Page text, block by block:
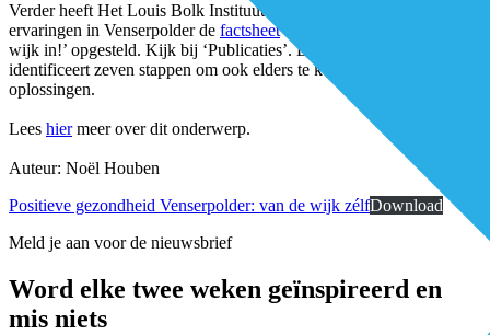
Verder heeft Het Louis Bolk Instituut op basis van (vooral) de
ervaringen in Venserpolder de factsheet‘Positieve Gezondheid de
wijk in!’ opgesteld. Kijk bij ‘Publicaties’. Deze handreiking
identificeert zeven stappen om ook elders te komen tot wijkgerichte
oplossingen.
Lees hiermeer over dit onderwerp.
Auteur: Noël Houben
Positieve gezondheid Venserpolder: van de wijk zélfDownload
Meld je aan voor de nieuwsbrief
Word elke twee weken geïnspireerd en
mis niets